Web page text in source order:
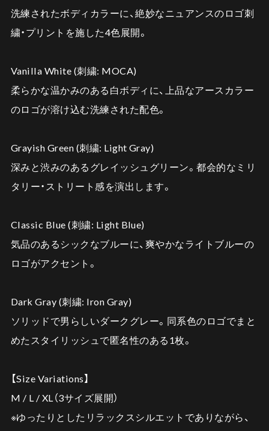
洗練されたボディカラーに、絶妙なニュアンスのロゴ刺
繍・プリントを施した4色展開。
Vanilla White (刺繍: MOCA)
柔らかな温かみのある白ボディに、上品なアースカラー
のロゴが溶け込む洗練された配色。
Grayish Green (刺繍: Light Gray)
深みと渋みのあるグレイッシュグリーン。都会的なミリ
タリー・ストリート感を演出します。
Classic Blue (刺繍: Light Blue)
気品のあるシックなブルーに、爽やかなライトブルーの
ロゴがアクセント。
Dark Gray (刺繍: Iron Gray)
ソリッドで男らしいダークグレー。同系色のロゴでまと
めたスタイリッシュで匿名性のある1枚。
【Size Variations】
M / L / XL（3サイズ展開）
※ゆったりとしたリラックスシルエットでありながら、